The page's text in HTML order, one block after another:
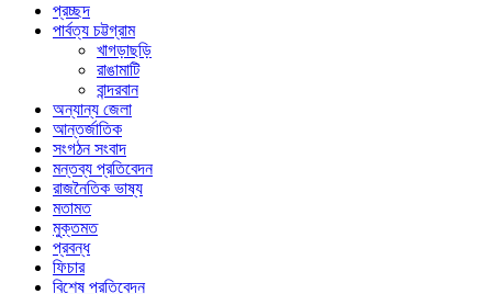
প্রচ্ছদ
পার্বত্য চট্টগ্রাম
খাগড়াছড়ি
রাঙামাটি
বান্দরবান
অন্যান্য জেলা
আন্তর্জাতিক
সংগঠন সংবাদ
মন্তব্য প্রতিবেদন
রাজনৈতিক ভাষ্য
মতামত
মুক্তমত
প্রবন্ধ
ফিচার
বিশেষ প্রতিবেদন